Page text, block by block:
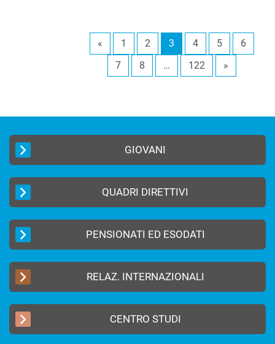
« 1 2 3 4 5
6
7
8 … 122 »
GIOVANI
QUADRI DIRETTIVI
PENSIONATI ED ESODATI
RELAZ. INTERNAZIONALI
CENTRO STUDI